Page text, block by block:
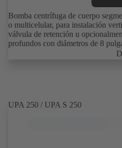
Bomba centrífuga de cuerpo
o multicelular, para instalación
válvula de retención u
profundos con diámetros de 8
UPA 250 / UPA S 250